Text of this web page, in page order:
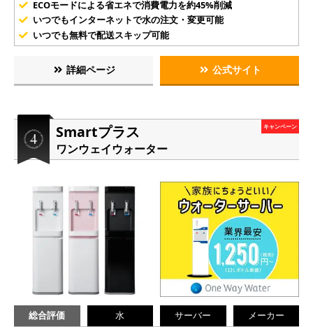
ECOモードによる省エネで消費電力を約45%削減
いつでもインターネットで水の注文・変更可能
いつでも無料で配送スキップ可能
詳細ページ 公式サイト
Smartプラス
ワンウェイウォーター
キャンペーン
総合評価 水 サーバー メーカー